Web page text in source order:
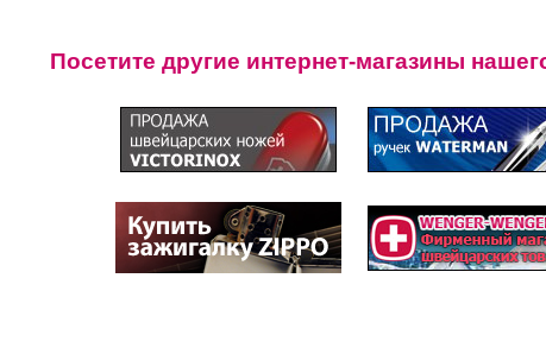
Посетите другие интернет-магазины